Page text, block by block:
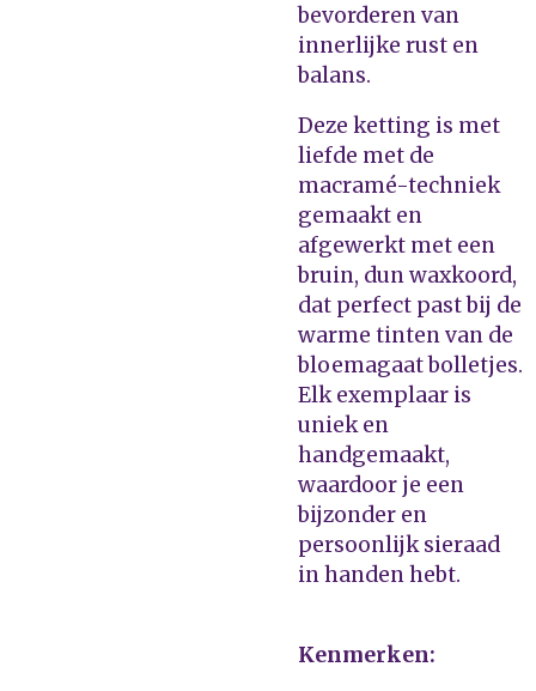
bevorderen van
innerlijke rust en
balans.
Deze ketting is met
liefde met de
macramé-techniek
gemaakt en
afgewerkt met een
bruin, dun waxkoord,
dat perfect past bij de
warme tinten van de
bloemagaat bolletjes.
Elk exemplaar is
uniek en
handgemaakt,
waardoor je een
bijzonder en
persoonlijk sieraad
in handen hebt.
Kenmerken: